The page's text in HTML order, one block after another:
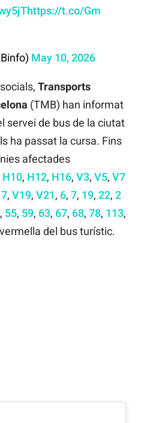
https://t.co/Gm
May 10, 2026
Transports
(TMB) han informat
servei de bus de la ciutat
ha passat la cursa. Fins
afectades
H10, H12, H16, V3, V5, V7
, V19, V21, 6, 7, 19, 22, 2
, 55, 59, 63, 67, 68, 78, 113,
del bus turístic.